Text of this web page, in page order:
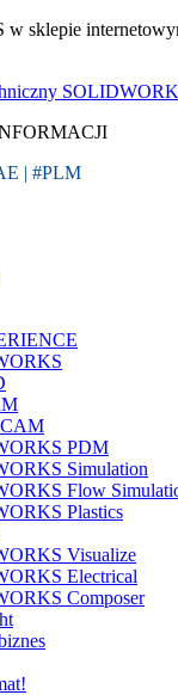
sklepie
| #PLM
PDM
Simulation
Flow
Plastics
Visualize
Electrical
Composer